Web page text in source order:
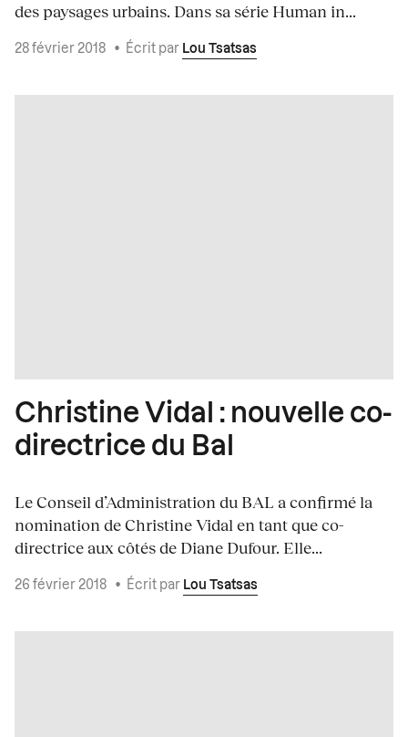
des paysages urbains. Dans sa série Human in...
28 février 2018 • Écrit par Lou Tsatsas
Christine Vidal : nouvelle co-
directrice du Bal
Le Conseil d’Administration du BAL a confirmé la
nomination de Christine Vidal en tant que co-
directrice aux côtés de Diane Dufour. Elle...
26 février 2018 • Écrit par Lou Tsatsas